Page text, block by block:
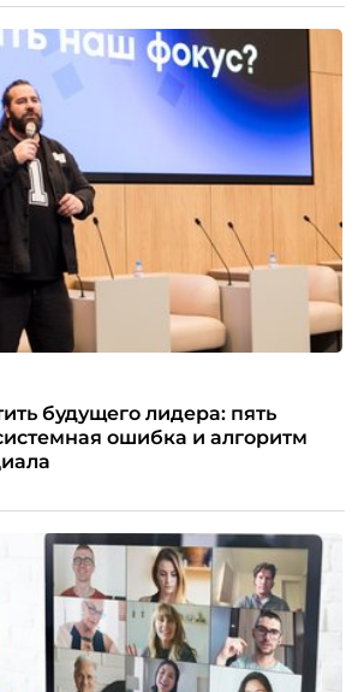
будущего лидера: пять
ошибка и алгоритм